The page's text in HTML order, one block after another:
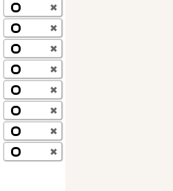
✖
✖
✖
✖
✖
✖
✖
✖